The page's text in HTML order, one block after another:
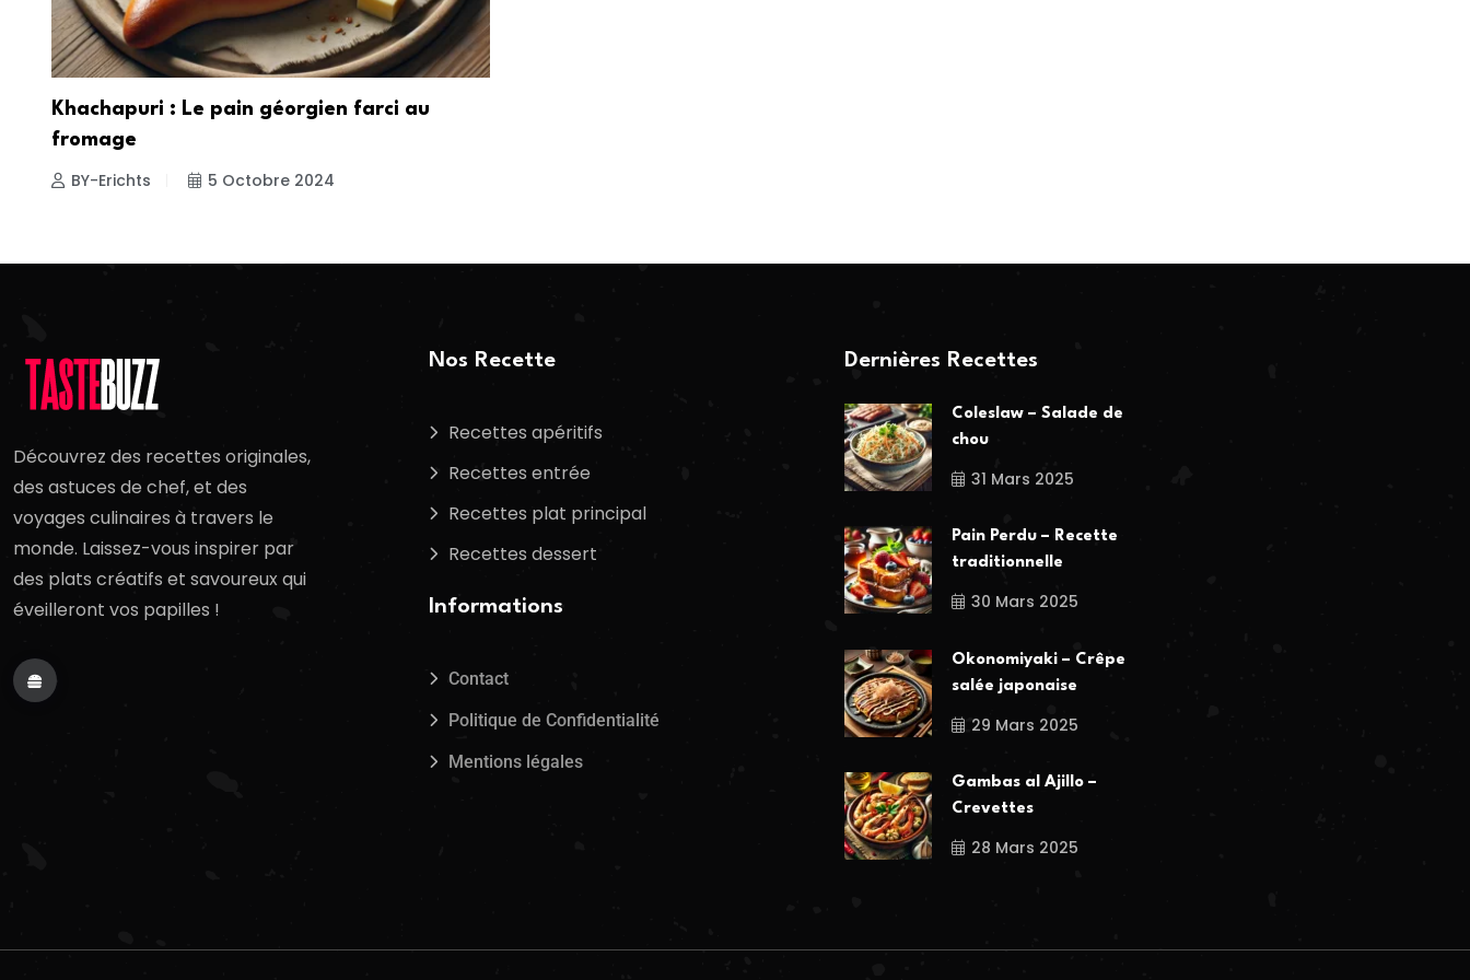
Khachapuri : Le pain géorgien farci au
fromage
BY-Erichts 5 Octobre 2024
Découvrez des recettes originales,
des astuces de chef, et des
voyages culinaires à travers le
monde. Laissez-vous inspirer par
des plats créatifs et savoureux qui
éveilleront vos papilles !
Nos Recette
Recettes apéritifs
Recettes entrée
Recettes plat principal
Recettes dessert
Informations
Contact
Politique de Confidentialité
Mentions légales
Dernières Recettes
Coleslaw – Salade de
chou
31 Mars 2025
Pain Perdu – Recette
traditionnelle
30 Mars 2025
Okonomiyaki – Crêpe
salée japonaise
29 Mars 2025
Gambas al Ajillo –
Crevettes
28 Mars 2025